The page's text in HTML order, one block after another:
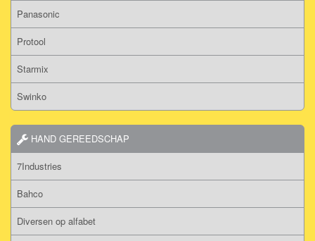
Panasonic
Protool
Starmix
Swinko
HAND GEREEDSCHAP
7Industries
Bahco
Diversen op alfabet